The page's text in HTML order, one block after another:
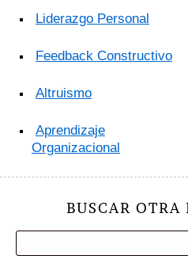
Liderazgo Personal
Feedback Constructivo
Altruismo
Aprendizaje
Organizacional
BUSCAR